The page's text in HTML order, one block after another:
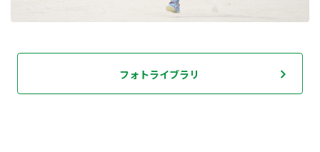
フォトライブラリ